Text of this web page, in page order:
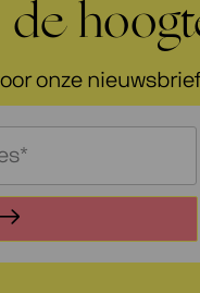
de
onze nieuwsbrief